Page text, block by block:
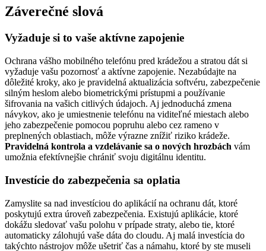
Záverečné slová
Vyžaduje si to vaše aktívne zapojenie
Ochrana vášho mobilného telefónu pred krádežou a stratou dát si
vyžaduje vašu pozornosť a aktívne zapojenie. Nezabúdajte na
dôležité kroky, ako je pravidelná aktualizácia softvéru, zabezpečenie
silným heslom alebo biometrickými prístupmi a používanie
šifrovania na vašich citlivých údajoch. Aj jednoduchá zmena
návykov, ako je umiestnenie telefónu na viditeľné miestach alebo
jeho zabezpečenie pomocou popruhu alebo cez rameno v
preplnených oblastiach, môže výrazne znížiť riziko krádeže.
Pravidelná kontrola a vzdelávanie sa o nových hrozbách vám
umožnia efektívnejšie chrániť svoju digitálnu identitu.
Investície do zabezpečenia sa oplatia
Zamyslite sa nad investíciou do aplikácií na ochranu dát, ktoré
poskytujú extra úroveň zabezpečenia. Existujú aplikácie, ktoré
dokážu sledovať vašu polohu v prípade straty, alebo tie, ktoré
automaticky zálohujú vaše dáta do cloudu. Aj malá investícia do
takýchto nástrojov môže ušetriť čas a námahu, ktoré by ste museli